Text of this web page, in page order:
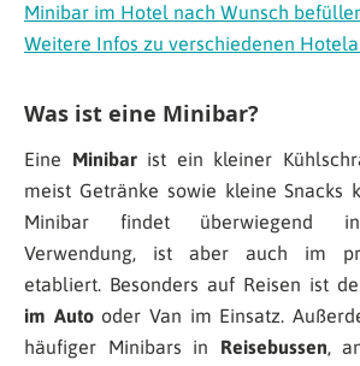
Minibar im Hotel nach Wunsch
Weitere Infos zu verschiedenen
Was ist eine Minibar?
Eine Minibarist ein kleiner
meist Getränke sowie kleine Snacks
Minibar findet überwiegend
Verwendung, ist aber auch im
etabliert. Besonders auf Reisen ist
im Autooder Van im Einsatz.
häufiger Minibars in Reisebussen,